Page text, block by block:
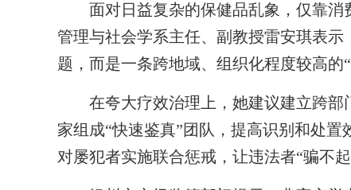
面对日益复杂的保健品乱象，仅靠消
管理与社会学系主任、副教授雷安琪表
题，而是一条跨地域、组织化程度较高的
在夸大疗效治理上，她建议建立跨部
家组成“快速鉴真”团队，提高识别和处
对屡犯者实施联合惩戒，让违法者“骗不起